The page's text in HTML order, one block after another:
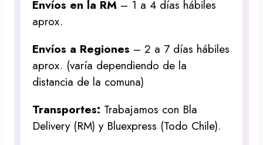
Envíos en la RM – 1 a 4 días hábiles
aprox.
Envíos a Regiones – 2 a 7 días hábiles
aprox. (varía dependiendo de la
distancia de la comuna)
Transportes: Trabajamos con Bla
Delivery (RM) y Bluexpress (Todo Chile).